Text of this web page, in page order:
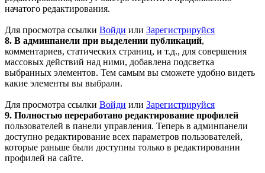
начатого редактирования.
Для просмотра ссылки Войди или Зарегистрируйся
8. В админпанели при выделении публикаций,
комментариев, статических страниц, и т.д., для совершения
массовых действий над ними, добавлена подсветка
выбранных элементов. Тем самым вы сможете удобно видеть
какие элементы вы выбрали.
Для просмотра ссылки Войди или Зарегистрируйся
9. Полностью переработано редактирование профилей
пользователей в панели управления. Теперь в админпанели
доступно редактирование всех параметров пользователей,
которые раньше были доступны только в редактировании
профилей на сайте.